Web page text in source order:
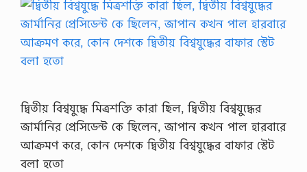
দ্বিতীয় বিশ্বযুদ্ধে মিত্রশক্তি কারা ছিল, দ্বিতীয় বিশ্বযুদ্ধের
জার্মানির প্রেসিডেন্ট কে ছিলেন, জাপান কখন পাল হারবারে
আক্রমণ করে, কোন দেশকে দ্বিতীয় বিশ্বযুদ্ধের বাফার স্টেট
বলা হতো